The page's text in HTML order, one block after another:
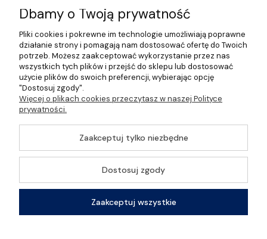
Informacje
O nas
©2026 Wszelkie Prawa Zastrzeżone | Gastrosklep |
Wyposażenie gastronomii, restauracji oraz barów
Szablon Master byEcommercy
Pokaż pełną wersję strony
Sklep internetowy Shoper Premium
Dbamy o Twoją prywatność
Pliki cookies i pokrewne im technologie umożliwiają poprawne
działanie strony i pomagają nam dostosować ofertę do Twoich
potrzeb. Możesz zaakceptować wykorzystanie przez nas
wszystkich tych plików i przejść do sklepu lub dostosować
użycie plików do swoich preferencji, wybierając opcję
"Dostosuj zgody".
Więcej o plikach cookies przeczytasz w naszej Polityce
prywatności.
Zaakceptuj tylko niezbędne
Dostosuj zgody
Zaakceptuj wszystkie